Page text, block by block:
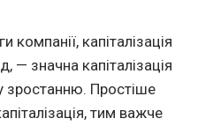
компанії, капіталізація
значна капіталізація
Простіше
тим важче